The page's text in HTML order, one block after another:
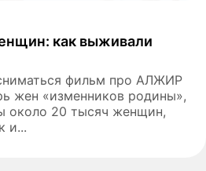
как выживали
фильм про АЛЖИР
жен «изменников родины»,
около 20 тысяч женщин,
и...